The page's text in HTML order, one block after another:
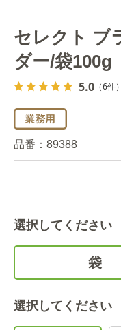
セレクト ブ
ダー/袋100g
5.0 （6件）
品番： 89388
選択してください
袋
選択してください